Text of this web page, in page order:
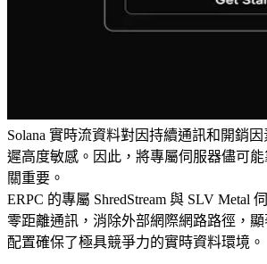
Solana 實時流資料對因持續通訊和開銷
遲高度敏感。因此，將專屬伺服器儘可
關重要。
ERPC 的專屬 ShredStream 與 SLV Metal
零距離通訊，消除外部網際網路路徑，
配置確保了極具競爭力的實時資料環境。